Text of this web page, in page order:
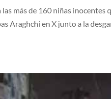
más de 160 niñas inocentes
Araghchi en X junto a la